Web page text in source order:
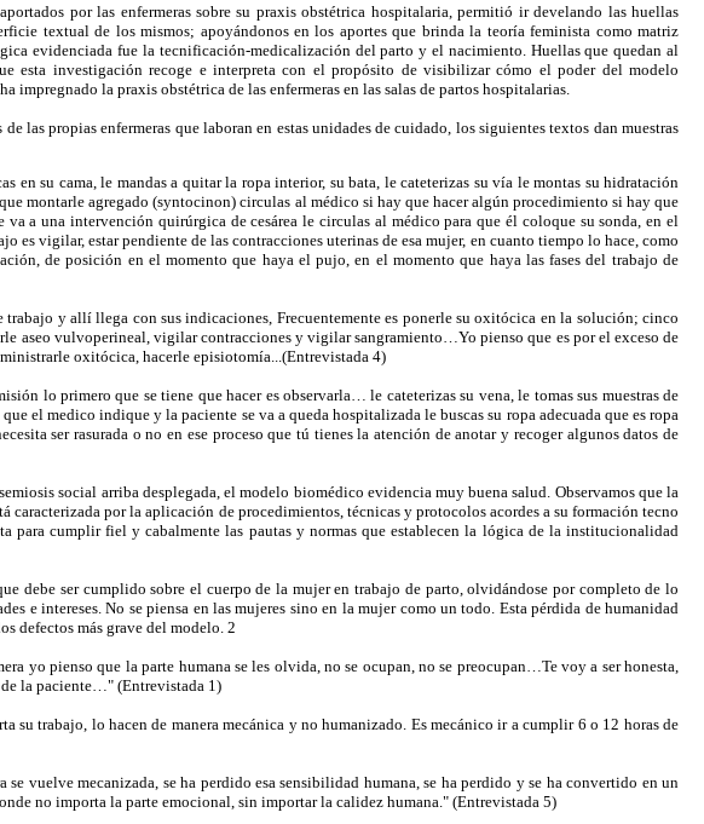
por las enfermeras sobre su praxis obstétrica hospitalaria, permitió ir develando las huellas
textual de los mismos; apoyándonos en los aportes que brinda la teoría feminista como matriz
evidenciada fue la tecnificación-medicalización del parto y el nacimiento. Huellas que quedan al
esta investigación recoge e interpreta con el propósito de visibilizar cómo el poder del modelo
impregnado la praxis obstétrica de las enfermeras en las salas de partos hospitalarias.
las propias enfermeras que laboran en estas unidades de cuidado, los siguientes textos dan muestras
en su cama, le mandas a quitar la ropa interior, su bata, le cateterizas su vía le montas su hidratación
montarle agregado (syntocinon) circulas al médico si hay que hacer algún procedimiento si hay que
va a una intervención quirúrgica de cesárea le circulas al médico para que él coloque su sonda, en el
es vigilar, estar pendiente de las contracciones uterinas de esa mujer, en cuanto tiempo lo hace, como
de posición en el momento que haya el pujo, en el momento que haya las fases del trabajo de
trabajo y allí llega con sus indicaciones, Frecuentemente es ponerle su oxitócica en la solución; cinco
aseo vulvoperineal, vigilar contracciones y vigilar sangramiento…Yo pienso que es por el exceso de
oxitócica, hacerle episiotomía...(Entrevistada 4)
lo primero que se tiene que hacer es observarla… le cateterizas su vena, le tomas sus muestras de
el medico indique y la paciente se va a queda hospitalizada le buscas su ropa adecuada que es ropa
ser rasurada o no en ese proceso que tú tienes la atención de anotar y recoger algunos datos de
social arriba desplegada, el modelo biomédico evidencia muy buena salud. Observamos que la
caracterizada por la aplicación de procedimientos, técnicas y protocolos acordes a su formación tecno
para cumplir fiel y cabalmente las pautas y normas que establecen la lógica de la institucionalidad
debe ser cumplido sobre el cuerpo de la mujer en trabajo de parto, olvidándose por completo de lo
e intereses. No se piensa en las mujeres sino en la mujer como un todo. Esta pérdida de humanidad
defectos más grave del modelo. 2
yo pienso que la parte humana se les olvida, no se ocupan, no se preocupan…Te voy a ser honesta,
la paciente…" (Entrevistada 1)
su trabajo, lo hacen de manera mecánica y no humanizado. Es mecánico ir a cumplir 6 o 12 horas de
se vuelve mecanizada, se ha perdido esa sensibilidad humana, se ha perdido y se ha convertido en un
no importa la parte emocional, sin importar la calidez humana." (Entrevistada 5)